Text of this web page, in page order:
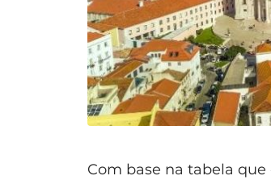
Com base na tabela